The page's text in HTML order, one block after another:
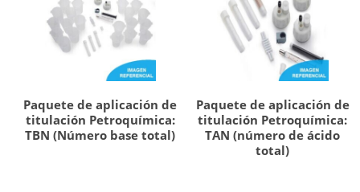
Paquete de aplicación de
titulación Petroquímica:
TBN (Número base total)
Paquete de aplicación de
titulación Petroquímica:
TAN (número de ácido
total)